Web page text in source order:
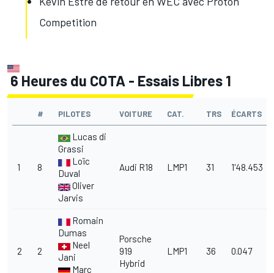
Competition
6 Heures du COTA - Essais Libres 1
# PILOTES VOITURE CAT. TRS ÉCARTS
1 8
Lucas di
Grassi
Loïc
Duval
Oliver
Jarvis
Audi R18 LMP1 31 1'48.453
2 2
Romain
Dumas
Neel
Jani
Marc
Porsche
919
Hybrid
LMP1 36 0.047